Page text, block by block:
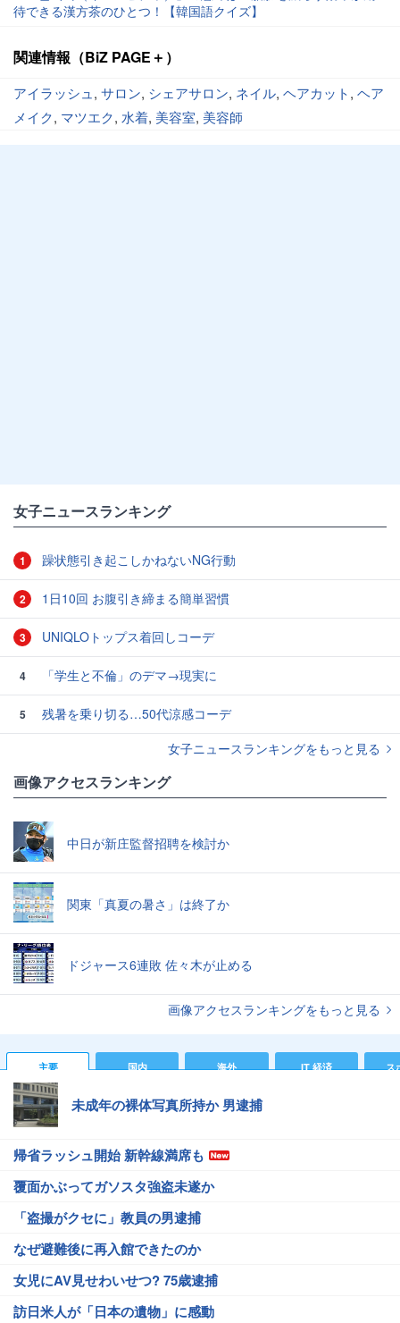
待できる漢方茶のひとつ！【韓国語クイズ】
関連情報（BiZ PAGE＋）
アイラッシュ , サロン, シェアサロン, ネイル, ヘアカット, ヘア
メイク, マツエク, 水着, 美容室, 美容師
女子ニュースランキング
1 躁状態引き起こしかねないNG行動
2 1日10回 お腹引き締まる簡単習慣
3 UNIQLOトップス着回しコーデ
4 「学生と不倫」のデマ→現実に
5
残暑を乗り切る…50代涼感コーデ
女子ニュースランキングをもっと見る
画像アクセスランキング
中日が新庄監督招聘を検討か
関東「真夏の暑さ」は終了か
ドジャース6連敗 佐々木が止める
画像アクセスランキングをもっと見る
主要 国内 海外 IT 経済 ス
未成年の裸体写真所持か 男逮捕
帰省ラッシュ開始 新幹線満席も
覆面かぶってガソスタ強盗未遂か
「盗撮がクセに」教員の男逮捕
なぜ避難後に再入館できたのか
女児にAV見せわいせつ? 75歳逮捕
訪日米人が「日本の遺物」に感動